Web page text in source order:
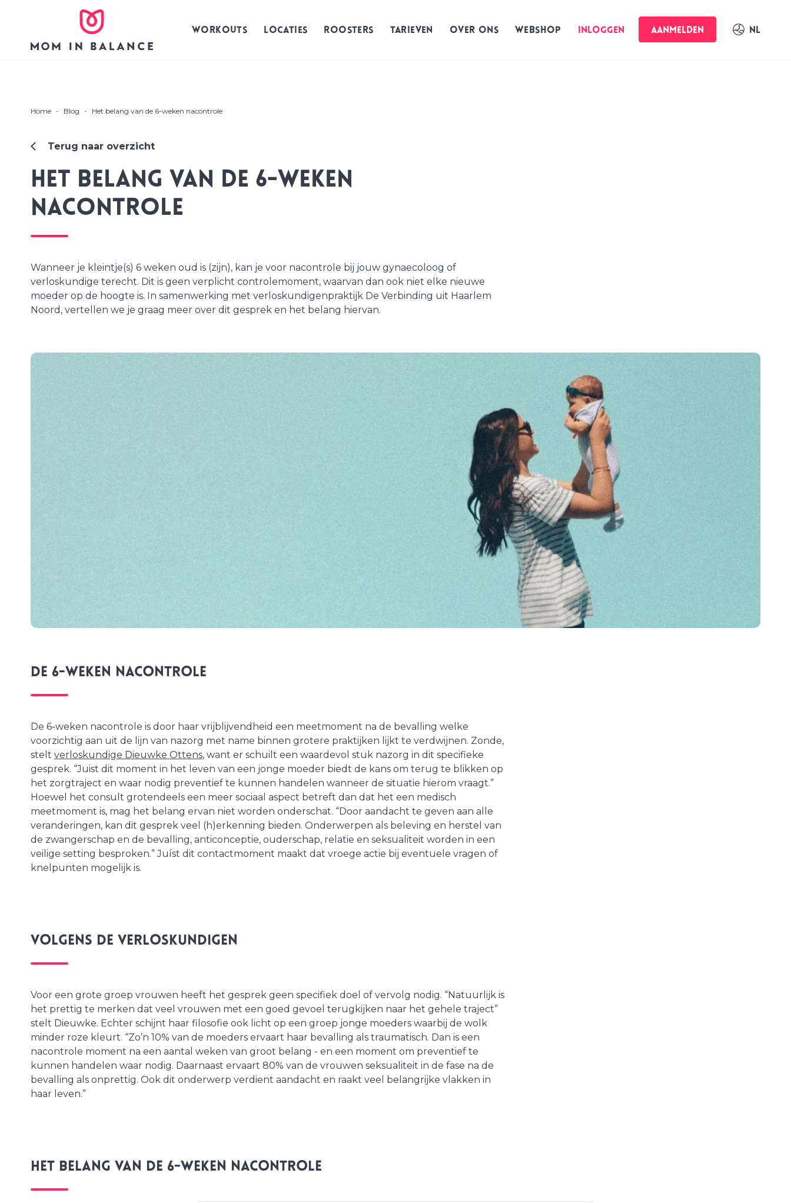
WORKOUTS LOCATIES ROOSTERS TARIEVEN OVER ONS WEBSHOP Inloggen AANMELDEN NL
Home - Blog - Het belang van de 6-weken nacontrole
Terug naar overzicht
Het belang van de 6-weken
nacontrole
Wanneer je kleintje(s) 6 weken oud is (zijn), kan je voor nacontrole bij jouw gynaecoloog of
verloskundige terecht. Dit is geen verplicht controlemoment, waarvan dan ook niet elke nieuwe
moeder op de hoogte is. In samenwerking met verloskundigenpraktijk De Verbinding uit Haarlem
Noord, vertellen we je graag meer over dit gesprek en het belang hiervan.
De 6-weken nacontrole
De 6-weken nacontrole is door haar vrijblijvendheid een meetmoment na de bevalling welke
voorzichtig aan uit de lijn van nazorg met name binnen grotere praktijken lijkt te verdwijnen. Zonde,
stelt verloskundige Dieuwke Ottens, want er schuilt een waardevol stuk nazorg in dit specifieke
gesprek. “Juist dit moment in het leven van een jonge moeder biedt de kans om terug te blikken op
het zorgtraject en waar nodig preventief te kunnen handelen wanneer de situatie hierom vraagt.”
Hoewel het consult grotendeels een meer sociaal aspect betreft dan dat het een medisch
meetmoment is, mag het belang ervan niet worden onderschat. “Door aandacht te geven aan alle
veranderingen, kan dit gesprek veel (h)erkenning bieden. Onderwerpen als beleving en herstel van
de zwangerschap en de bevalling, anticonceptie, ouderschap, relatie en seksualiteit worden in een
veilige setting besproken.” Juíst dit contactmoment maakt dat vroege actie bij eventuele vragen of
knelpunten mogelijk is.
Volgens de verloskundigen
Voor een grote groep vrouwen heeft het gesprek geen specifiek doel of vervolg nodig. “Natuurlijk is
het prettig te merken dat veel vrouwen met een goed gevoel terugkijken naar het gehele traject”
stelt Dieuwke. Echter schijnt haar filosofie ook licht op een groep jonge moeders waarbij de wolk
minder roze kleurt. “Zo’n 10% van de moeders ervaart haar bevalling als traumatisch. Dan is een
nacontrole moment na een aantal weken van groot belang - en een moment om preventief te
kunnen handelen waar nodig. Daarnaast ervaart 80% van de vrouwen seksualiteit in de fase na de
bevalling als onprettig. Ook dit onderwerp verdient aandacht en raakt veel belangrijke vlakken in
haar leven.”
Het belang van de 6-weken nacontrole